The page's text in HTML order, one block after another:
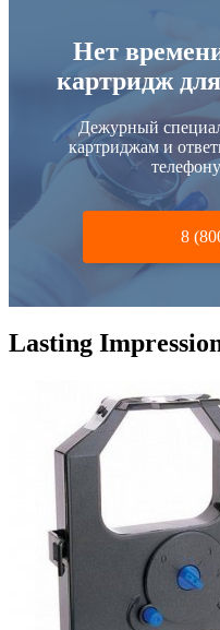
Нет
картридж
Дежурный
картриджам и
8
Lasting